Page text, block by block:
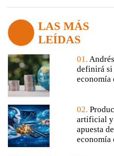
LAS MÁS
LEÍDAS
01.
definirá si
economía
02.
artificial y
apuesta
economía